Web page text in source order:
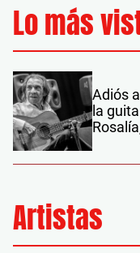
Lo más
Adiós
la
Artistas